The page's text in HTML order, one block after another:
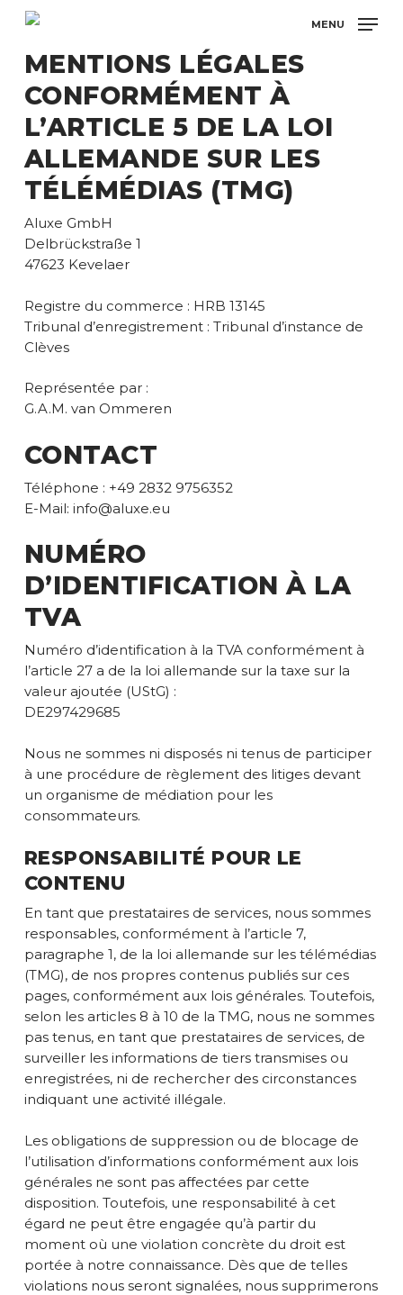
Skip
main
content
MENU
MENTIONS LÉGALES
CONFORMÉMENT À
L’ARTICLE 5 DE LA LOI
ALLEMANDE SUR LES
TÉLÉMÉDIAS (TMG)
Aluxe GmbH
Delbrückstraße 1
47623 Kevelaer
Registre du commerce : HRB 13145
Tribunal d’enregistrement : Tribunal d’instance de
Clèves
Représentée par :
G.A.M. van Ommeren
CONTACT
Téléphone : +49 2832 9756352
E-Mail: info@aluxe.eu
NUMÉRO
D’IDENTIFICATION À LA
TVA
Numéro d’identification à la TVA conformément à
l’article 27 a de la loi allemande sur la taxe sur la
valeur ajoutée (UStG) :
DE297429685
Nous ne sommes ni disposés ni tenus de participer
à une procédure de règlement des litiges devant
un organisme de médiation pour les
consommateurs.
RESPONSABILITÉ POUR LE
CONTENU
En tant que prestataires de services, nous sommes
responsables, conformément à l’article 7,
paragraphe 1, de la loi allemande sur les télémédias
(TMG), de nos propres contenus publiés sur ces
pages, conformément aux lois générales. Toutefois,
selon les articles 8 à 10 de la TMG, nous ne sommes
pas tenus, en tant que prestataires de services, de
surveiller les informations de tiers transmises ou
enregistrées, ni de rechercher des circonstances
indiquant une activité illégale.
Les obligations de suppression ou de blocage de
l’utilisation d’informations conformément aux lois
générales ne sont pas affectées par cette
disposition. Toutefois, une responsabilité à cet
égard ne peut être engagée qu’à partir du
moment où une violation concrète du droit est
portée à notre connaissance. Dès que de telles
violations nous seront signalées, nous supprimerons